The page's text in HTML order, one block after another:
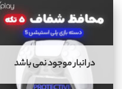
در انبار موجود نمی باشد